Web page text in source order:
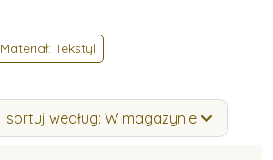
Materiał: Tekstyl
sortuj według: W magazynie